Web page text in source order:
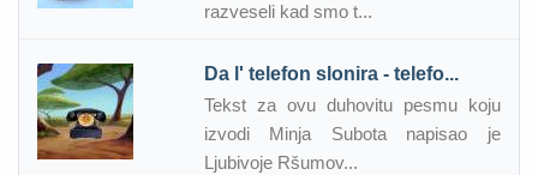
razveseli kad smo t...
Da l' telefon slonira - telefo...
Tekst za ovu duhovitu pesmu koju
izvodi Minja Subota napisao je
Ljubivoje Ršumov...